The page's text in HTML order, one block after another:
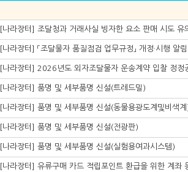
[나라장터] 조달청과 거래사실 빙자한 요소 판매 시도 유
[나라장터] 「조달물자 품질점검 업무규정」 개정·시행 알림
[나라장터] 2026년도 외자조달물자 운송계약 입찰 정정
[나라장터] 품명 및 세부품명 신설(트레드밀)
[나라장터] 품명 및 세부품명 신설(동물용광도계및비색계
[나라장터] 품명 및 세부품명 신설(전광판)
[나라장터] 품명 및 세부품명 신설(실험용여과시스템)
[나라장터] 유류구매 카드 적립포인트 환급을 위한 계좌